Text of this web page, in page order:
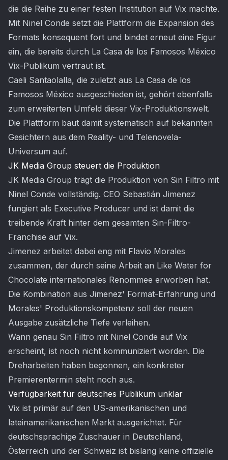
die die Reihe zu einer festen Institution auf Vix machte.
Mit Ninel Conde setzt die Plattform die Expansion des
Formats konsequent fort und bindet erneut eine Figur
ein, die bereits durch La Casa de los Famosos México
Vix-Publikum vertraut ist.
Caeli Santaolalla, die zuletzt aus La Casa de los
Famosos México ausgeschieden ist, gehört ebenfalls
zum erweiterten Umfeld dieser Vix-Produktionswelt.
Die Plattform baut damit systematisch auf bekannten
Gesichtern aus dem Reality- und Telenovela-
Universum auf.
JK Media Group steuert die Produktion
JK Media Group trägt die Produktion von Sin Filtro mit
Ninel Conde vollständig. CEO Sebastián Jimenez
fungiert als Executive Producer und ist damit die
treibende Kraft hinter dem gesamten Sin-Filtro-
Franchise auf Vix.
Jimenez arbeitet dabei eng mit Flavio Morales
zusammen, der durch seine Arbeit an Like Water for
Chocolate internationales Renommee erworben hat.
Die Kombination aus Jimenez' Format-Erfahrung und
Morales' Produktionskompetenz soll der neuen
Ausgabe zusätzliche Tiefe verleihen.
Wann genau Sin Filtro mit Ninel Conde auf Vix
erscheint, ist noch nicht kommuniziert worden. Die
Dreharbeiten haben begonnen, ein konkreter
Premierentermin steht noch aus.
Verfügbarkeit für deutsches Publikum unklar
Vix ist primär auf den US-amerikanischen und
lateinamerikanischen Markt ausgerichtet. Für
deutschsprachige Zuschauer in Deutschland,
Österreich und der Schweiz ist bislang keine offizielle